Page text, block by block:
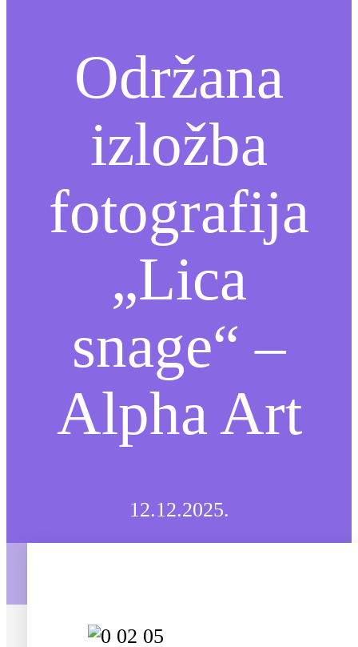
Održana
izložba
fotografija
„Lica
snage“ –
Alpha Art
12.12.2025.